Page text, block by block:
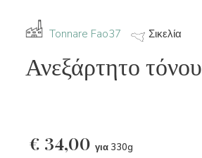
Tonnare Fao37 Σικελία
Ανεξάρτητο
€ 34,00 για 330g